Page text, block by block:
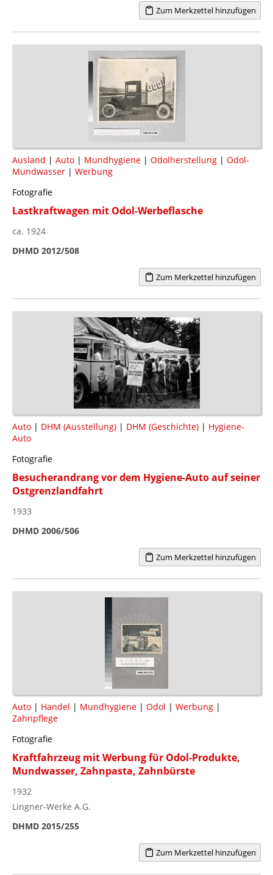
Zum Merkzettel hinzufügen
Ausland | Auto | Mundhygiene | Odolherstellung | Odol-
Mundwasser | Werbung
Fotografie
Lastkraftwagen mit Odol-Werbeflasche
ca. 1924
DHMD 2012/508
Zum Merkzettel hinzufügen
Auto | DHM (Ausstellung) | DHM (Geschichte) | Hygiene-
Auto
Fotografie
Besucherandrang vor dem Hygiene-Auto auf seiner
Ostgrenzlandfahrt
1933
DHMD 2006/506
Zum Merkzettel hinzufügen
Auto | Handel | Mundhygiene | Odol | Werbung |
Zahnpflege
Fotografie
Kraftfahrzeug mit Werbung für Odol-Produkte,
Mundwasser, Zahnpasta, Zahnbürste
1932
Lingner-Werke A.G.
DHMD 2015/255
Zum Merkzettel hinzufügen